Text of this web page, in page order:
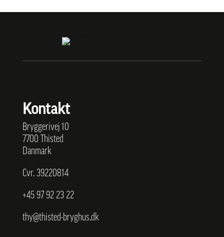
Kontakt
Bryggerivej 10
7700 Thisted
Danmark
Cvr. 39220814
+45 97 92 23 22
thy@thisted-bryghus.dk